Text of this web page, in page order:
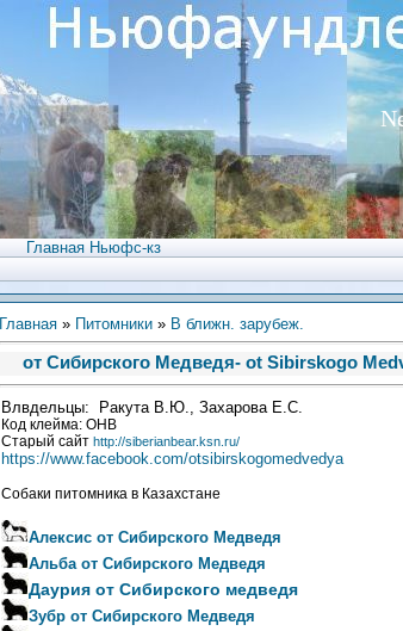
Главная Ньюфс-кз
Главная » Питомники » В ближн. зарубеж.
от Сибирского Медведя- ot Sibirskogo
Влвдельцы: Ракута В.Ю., Захарова Е.С.
Код клейма: OHB
Старый сайт http://siberianbear.ksn.ru/
https://www.facebook.com/otsibirskogomedvedya
Собаки питомника в Казахстане
Алексис от Сибирского Медведя
Альба от Сибирского Медведя
Даурия от Сибирского медведя
Зубр от Сибирского Медведя